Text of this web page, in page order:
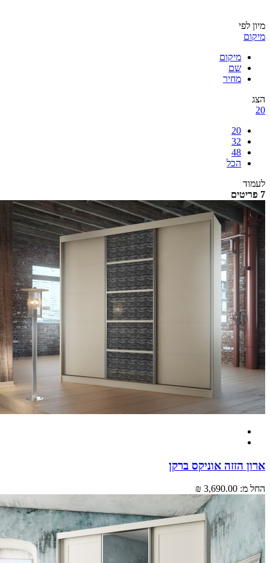
מיקום
שם
מחיר
הכל
הזזה אוניקס ברקן
מ: 3,690.00 ₪